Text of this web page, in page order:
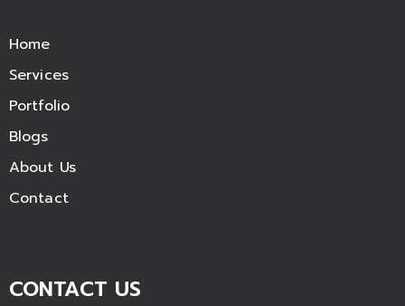
Home
Services
Portfolio
Blogs
About Us
Contact
CONTACT US